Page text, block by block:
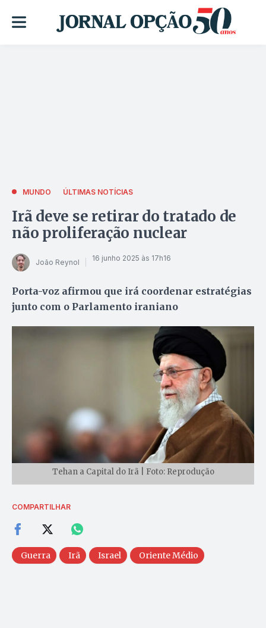
MUNDO ÚLTIMAS NOTÍCIAS
Irã deve se retirar do tratado de
não proliferação nuclear
João Reynol 16 junho 2025 às 17h16
Porta-voz afirmou que irá coordenar estratégias
junto com o Parlamento iraniano
Tehan a Capital do Irã | Foto: Reprodução
COMPARTILHAR
Guerra Irã Israel Oriente Médio